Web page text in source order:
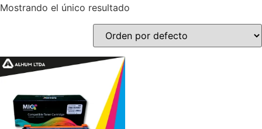
Mostrando el único resultado